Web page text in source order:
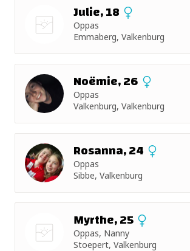
Julie, 18
Oppas
Emmaberg, Valkenburg
Noëmie, 26
Oppas
Valkenburg, Valkenburg
Rosanna, 24
Oppas
Sibbe, Valkenburg
Myrthe, 25
Oppas, Nanny
Stoepert, Valkenburg